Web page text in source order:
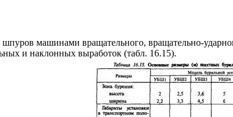
машинами вращательного, вращательно-
и наклонных выработок (табл. 16.15).